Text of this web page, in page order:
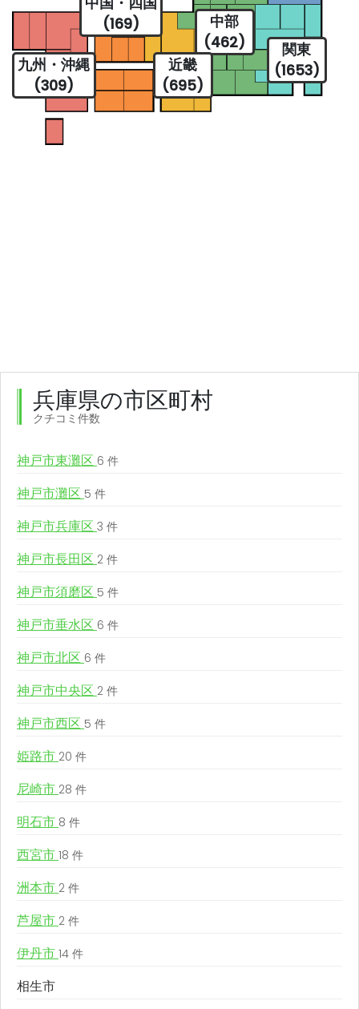
関東
(1653)
中部
(462)
近畿
(695)
(169)
九州・沖縄
(309)
兵庫県の市区町村
クチコミ件数
神戸市東灘区 6 件
神戸市灘区 5 件
神戸市兵庫区 3 件
神戸市長田区 2 件
神戸市須磨区 5 件
神戸市垂水区 6 件
神戸市北区 6 件
神戸市中央区 2 件
神戸市西区 5 件
姫路市 20 件
尼崎市 28 件
明石市 8 件
西宮市 18 件
洲本市 2 件
芦屋市 2 件
伊丹市 14 件
相生市